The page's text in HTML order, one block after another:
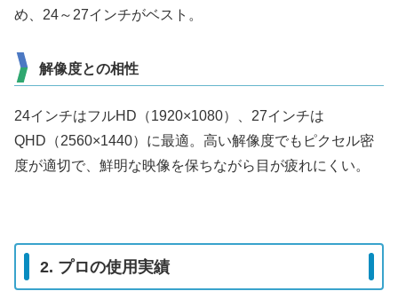
め、24～27インチがベスト。
解像度との相性
24インチはフルHD（1920×1080）、27インチは
QHD（2560×1440）に最適。高い解像度でもピクセル密
度が適切で、鮮明な映像を保ちながら目が疲れにくい。
2. プロの使用実績